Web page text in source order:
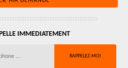
IMMEDIATEMENT